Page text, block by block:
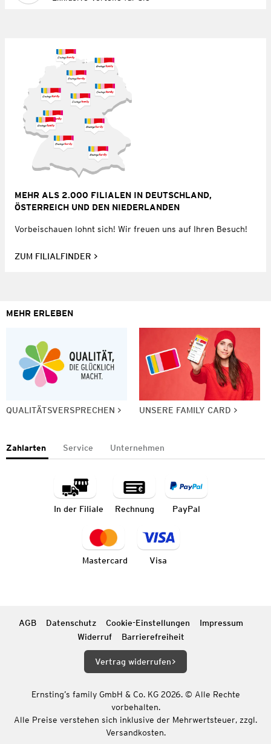
MEHR ALS 2.000 FILIALEN IN DEUTSCHLAND,
ÖSTERREICH UND DEN NIEDERLANDEN
Vorbeischauen lohnt sich! Wir freuen uns auf Ihren Besuch!
ZUM FILIALFINDER
MEHR ERLEBEN
QUALITÄTSVERSPRECHEN UNSERE FAMILY CARD
Zahlarten Service Unternehmen
In der Filiale Rechnung PayPal
Mastercard Visa
AGB Datenschutz Cookie-Einstellungen
Impressum
Widerruf
Barrierefreiheit
Vertrag widerrufen
Ernsting’s family GmbH & Co. KG 2026. © Alle Rechte
vorbehalten.
Alle Preise verstehen sich inklusive der Mehrwertsteuer, zzgl.
Versandkosten.